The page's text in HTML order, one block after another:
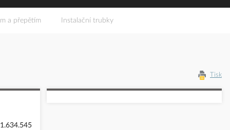
a přepětím Instalační trubky
Tisk